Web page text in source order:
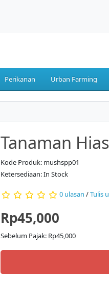
Perikanan Urban Farming
Tanaman
Kode Produk: mushspp01
Ketersediaan: In Stock
0 ulasan /Tulis
Rp45,000
Sebelum Pajak: Rp45,000